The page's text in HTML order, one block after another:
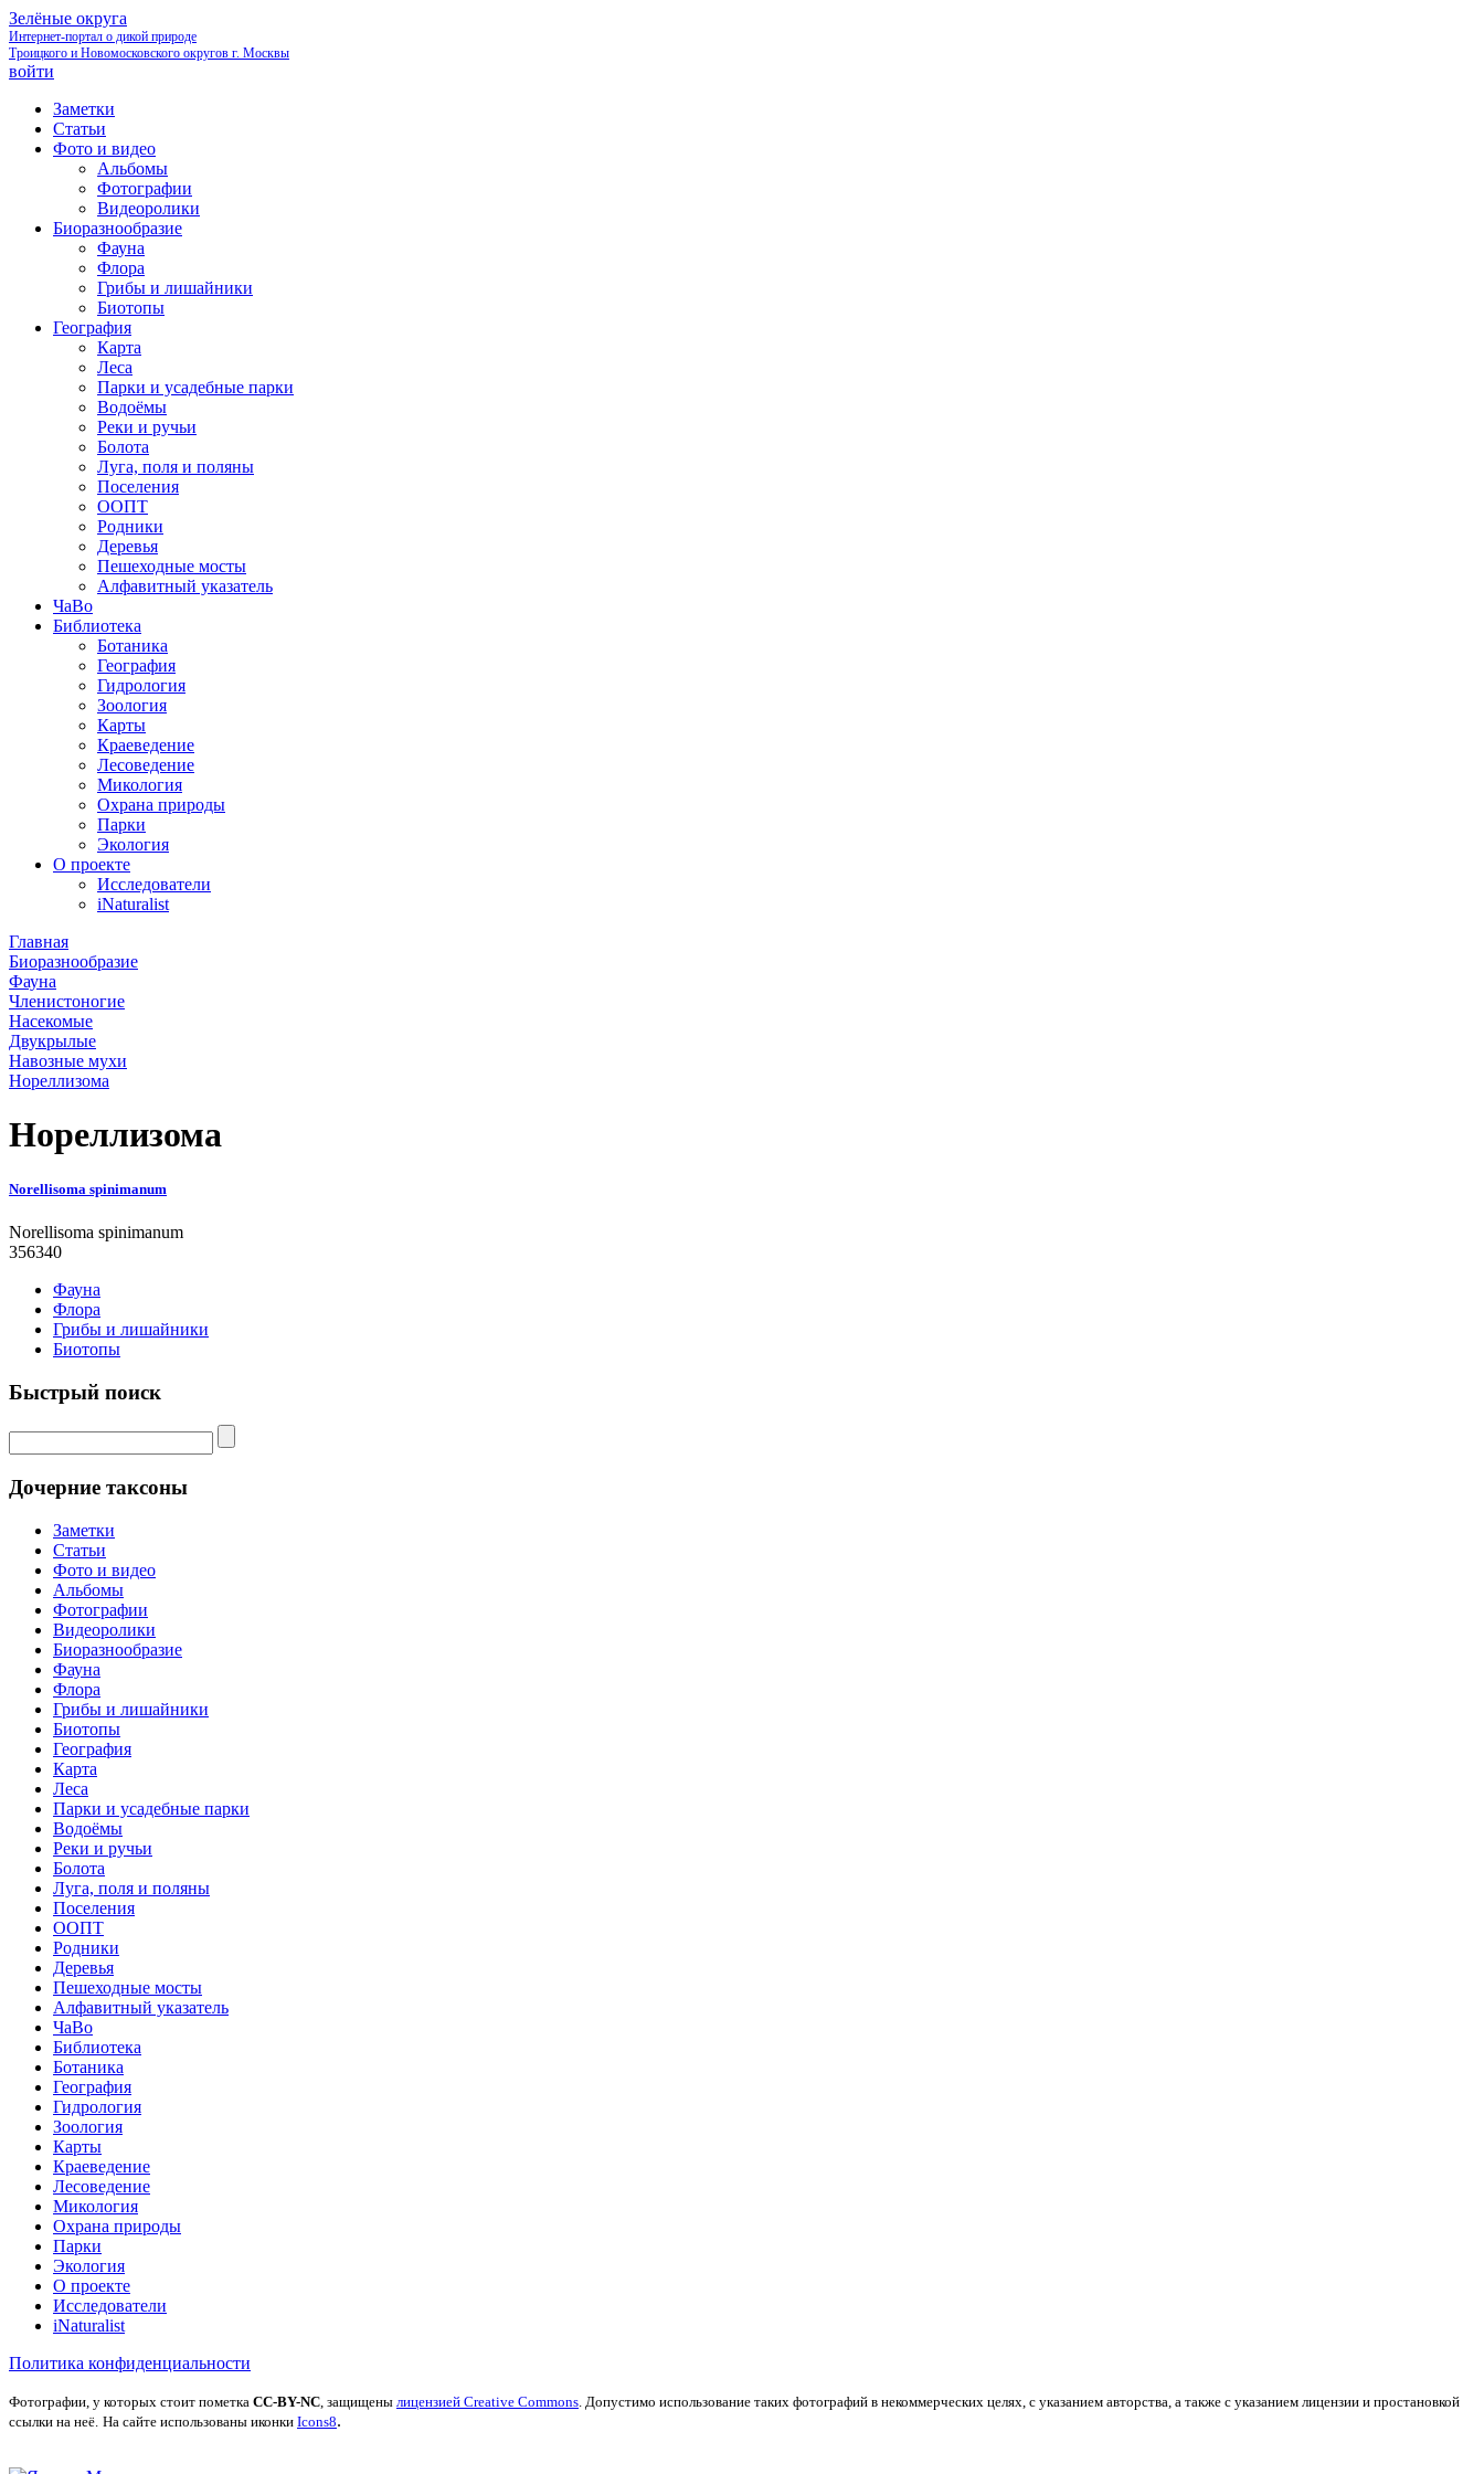
Зелёные округа
Интернет-портал о дикой природе
Троицкого и Новомосковского округов г. Москвы
войти
Заметки
Статьи
Фото и видео
Альбомы
Фотографии
Видеоролики
Биоразнообразие
Фауна
Флора
Грибы и лишайники
Биотопы
География
Карта
Леса
Парки и усадебные парки
Водоёмы
Реки и ручьи
Болота
Луга, поля и поляны
Поселения
ООПТ
Родники
Деревья
Пешеходные мосты
Алфавитный указатель
ЧаВо
Библиотека
Ботаника
География
Гидрология
Зоология
Карты
Краеведение
Лесоведение
Микология
Охрана природы
Парки
Экология
О проекте
Исследователи
iNaturalist
Главная
Биоразнообразие
Фауна
Членистоногие
Насекомые
Двукрылые
Навозные мухи
Нореллизома
Нореллизома
Norellisoma spinimanum
Norellisoma spinimanum
356340
Фауна
Флора
Грибы и лишайники
Биотопы
Быстрый поиск
Дочерние таксоны
Заметки
Статьи
Фото и видео
Альбомы
Фотографии
Видеоролики
Биоразнообразие
Фауна
Флора
Грибы и лишайники
Биотопы
География
Карта
Леса
Парки и усадебные парки
Водоёмы
Реки и ручьи
Болота
Луга, поля и поляны
Поселения
ООПТ
Родники
Деревья
Пешеходные мосты
Алфавитный указатель
ЧаВо
Библиотека
Ботаника
География
Гидрология
Зоология
Карты
Краеведение
Лесоведение
Микология
Охрана природы
Парки
Экология
О проекте
Исследователи
iNaturalist
Политика конфиденциальности
Фотографии, у которых стоит пометка CC-BY-NC , защищены лицензией Creative Commons . Допустимо использование таких фотографий в некоммерческих целях, с указанием авторства, а также с указанием лицензии и простановкой
ссылки на неё. На сайте использованы иконки Icons8.